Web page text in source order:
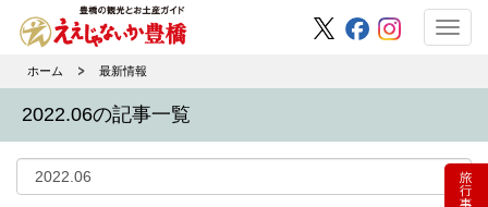
ホーム 最新情報
2022.06の記事一覧